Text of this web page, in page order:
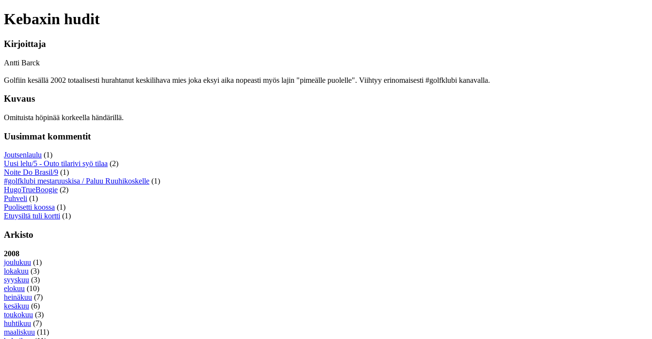
Kebaxin hudit
Kirjoittaja
Antti Barck
Golfiin kesällä 2002 totaalisesti hurahtanut keskilihava mies joka eksyi aika nopeasti myös lajin "pimeälle puolelle". Viihtyy erinomaisesti #golfklubi kanavalla.
Kuvaus
Omituista höpinää korkeella händärillä.
Uusimmat kommentit
Joutsenlaulu (1)
Uusi lelu/5 - Outo tilarivi syö tilaa (2)
Noite Do Brasil/9 (1)
#golfklubi mestaruuskisa / Paluu Ruuhikoskelle (1)
HugoTrueBoogie (2)
Puhveli (1)
Puolisetti koossa (1)
Etuysiltä tuli kortti (1)
Arkisto
2008
joulukuu (1)
lokakuu (3)
syyskuu (3)
elokuu (10)
heinäkuu (7)
kesäkuu (6)
toukokuu (3)
huhtikuu (7)
maaliskuu (11)